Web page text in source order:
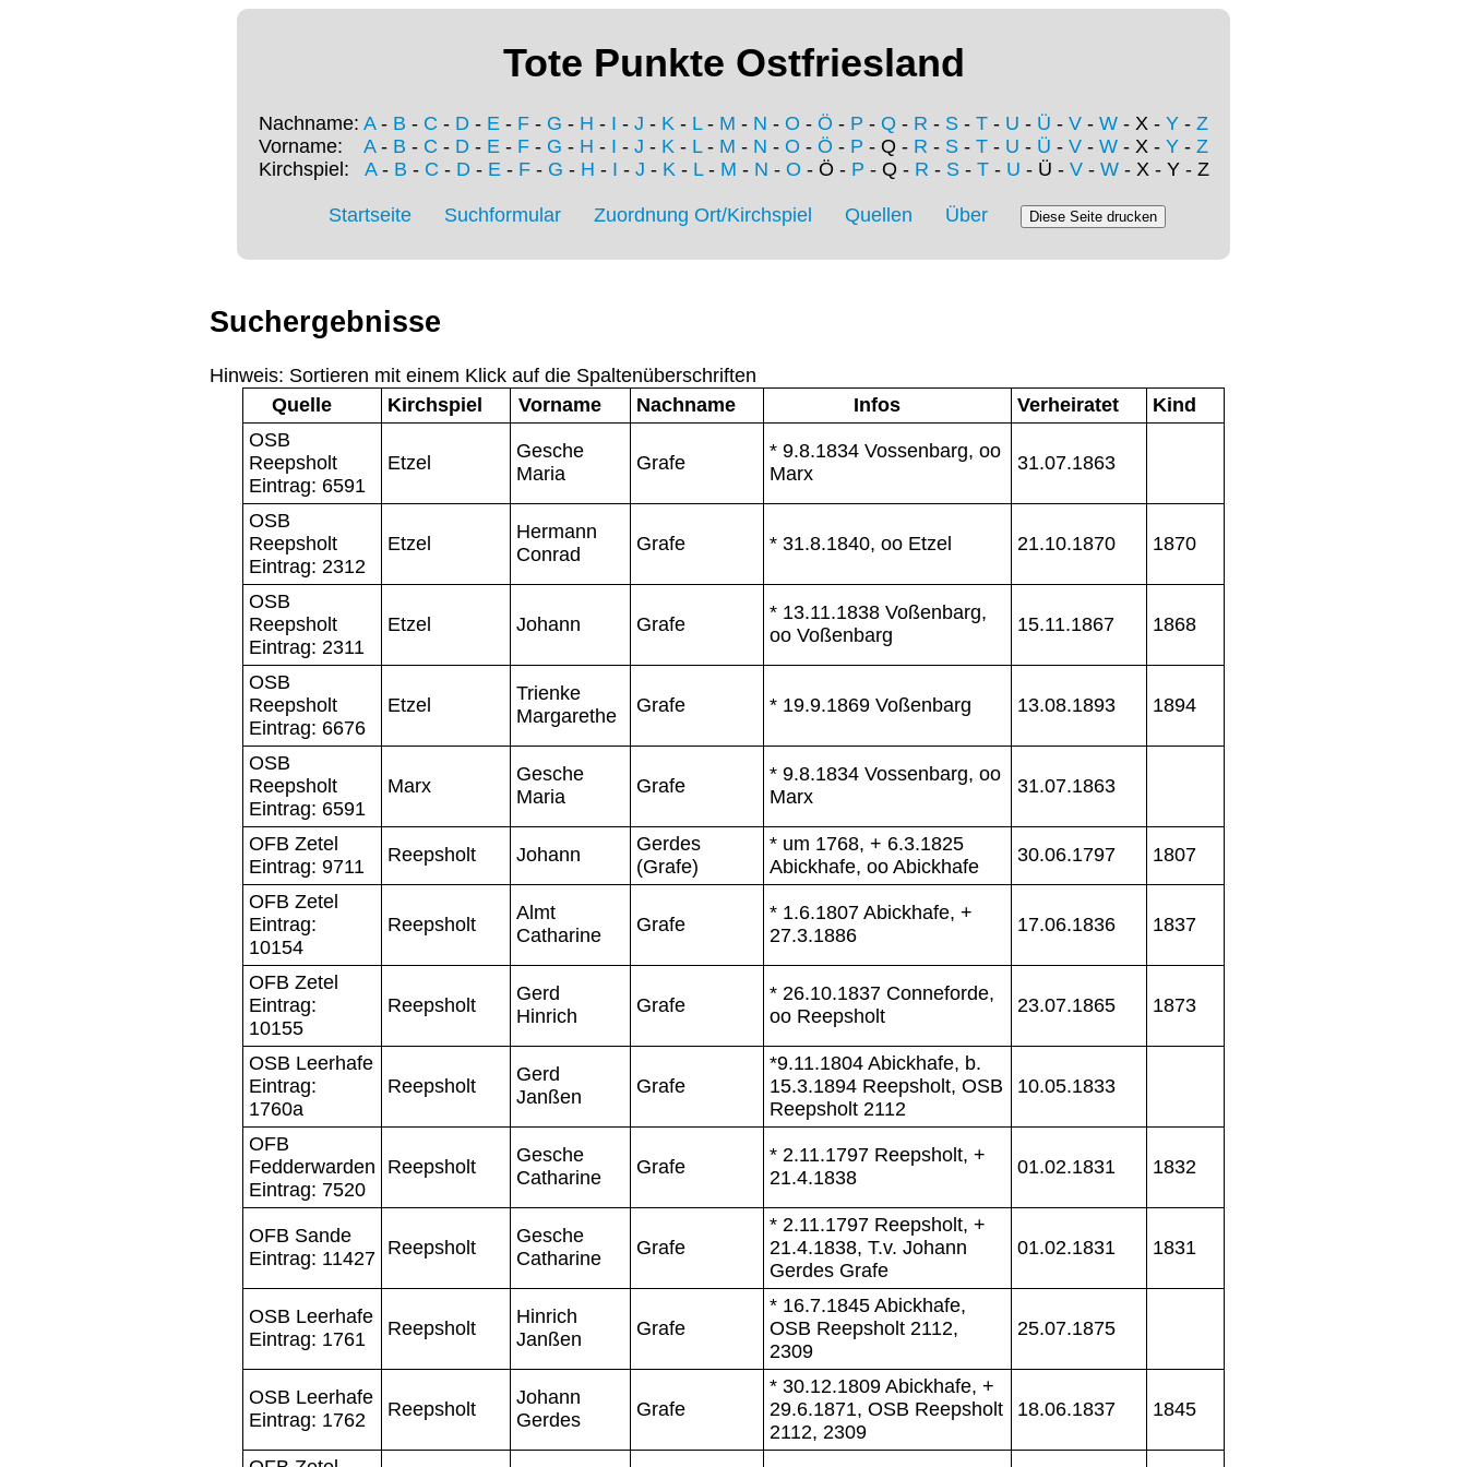
Tote Punkte Ostfriesland
Nachname: A- B - C - D - E - F - G - H - I - J - K - L- M - N - O - Ö - P - Q - R - S - T - U - Ü - V - W - X - Y - Z
Vorname: A- B - C - D - E - F - G - H - I - J - K - L- M - N - O - Ö - P - Q - R - S - T - U - Ü - V - W - X - Y - Z
Kirchspiel: A- B - C - D- E- F- G - H - I - J - K- L- M - N - O - Ö - P - Q - R - S- T- U - Ü - V- W- X - Y - Z
Startseite Suchformular Zuordnung Ort/Kirchspiel Quellen Über
Suchergebnisse
Hinweis: Sortieren mit einem Klick auf die Spaltenüberschriften
Quelle
Kirchspiel Vorname Nachname Infos Verheiratet
Kind
OSB
Reepsholt
Eintrag: 6591
Etzel
Gesche
Maria
Grafe
* 9.8.1834 Vossenbarg, oo
Marx
31.07.1863
OSB
Reepsholt
Eintrag: 2312
Etzel
Hermann
Conrad
Grafe * 31.8.1840, oo Etzel 21.10.1870 1870
OSB
Reepsholt
Eintrag: 2311
Etzel Johann Grafe
* 13.11.1838 Voßenbarg,
oo Voßenbarg
15.11.1867 1868
OSB
Reepsholt
Eintrag: 6676
Etzel
Trienke
Margarethe
Grafe * 19.9.1869 Voßenbarg 13.08.1893 1894
OSB
Reepsholt
Eintrag: 6591
Marx
Gesche
Maria
Grafe
* 9.8.1834 Vossenbarg, oo
Marx
31.07.1863
OFB Zetel
Eintrag: 9711
Reepsholt Johann
Gerdes
(Grafe)
* um 1768, + 6.3.1825
Abickhafe, oo Abickhafe
30.06.1797 1807
OFB Zetel
Eintrag:
10154
Reepsholt
Almt
Catharine
Grafe
* 1.6.1807 Abickhafe, +
27.3.1886
17.06.1836 1837
OFB Zetel
Eintrag:
10155
Reepsholt
Gerd
Hinrich
Grafe
* 26.10.1837 Conneforde,
oo Reepsholt
23.07.1865 1873
OSB Leerhafe
Eintrag:
1760a
Reepsholt
Gerd
Janßen
Grafe
*9.11.1804 Abickhafe, b.
15.3.1894 Reepsholt, OSB
Reepsholt 2112
10.05.1833
OFB
Fedderwarden
Eintrag: 7520
Reepsholt
Gesche
Catharine
Grafe
* 2.11.1797 Reepsholt, +
21.4.1838
01.02.1831 1832
OFB Sande
Eintrag: 11427 Reepsholt
Gesche
Catharine
Grafe
* 2.11.1797 Reepsholt, +
21.4.1838, T.v. Johann
Gerdes Grafe
01.02.1831 1831
OSB Leerhafe
Eintrag: 1761
Reepsholt
Hinrich
Janßen
Grafe
* 16.7.1845 Abickhafe,
OSB Reepsholt 2112,
2309
25.07.1875
OSB Leerhafe
Eintrag: 1762
Reepsholt
Johann
Gerdes
Grafe
* 30.12.1809 Abickhafe, +
29.6.1871, OSB Reepsholt
2112, 2309
18.06.1837 1845